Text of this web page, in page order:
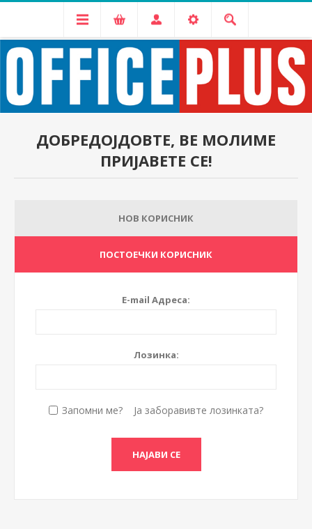
ДОБРЕДОЈДОВТЕ, ВЕ МОЛИМЕ
ПРИЈАВЕТЕ СЕ!
НОВ КОРИСНИК
ПОСТОЕЧКИ КОРИСНИК
E-mail Адреса:
Лозинка:
Запомни ме? Ја заборавивте лозинката?